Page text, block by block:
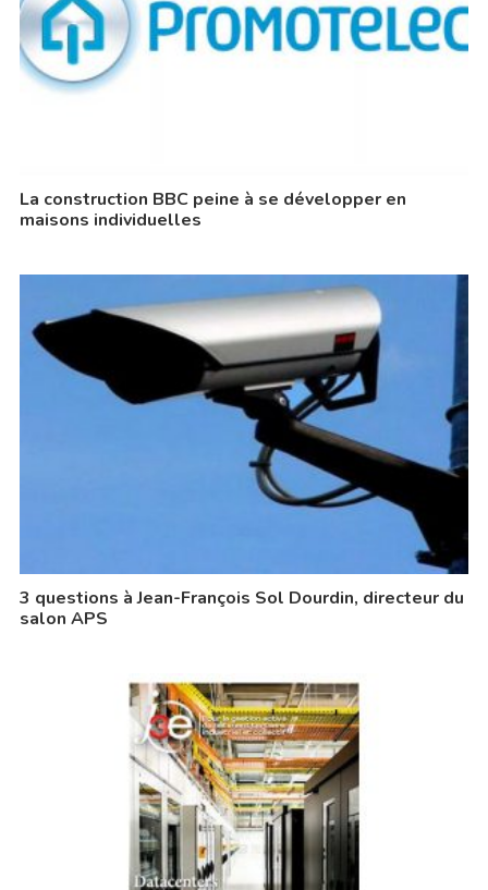
La construction BBC peine à se développer en
maisons individuelles
3 questions à Jean-François Sol Dourdin, directeur du
salon APS